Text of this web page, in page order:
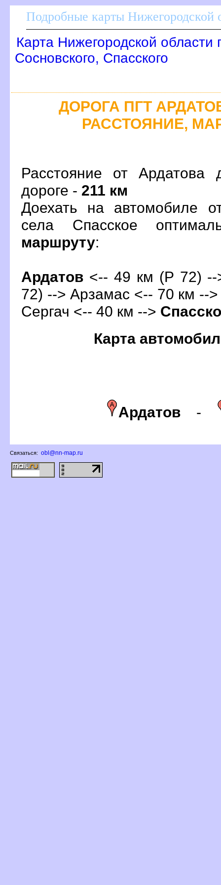
Подробные карты Нижегородской
Карта Нижегородской области
Сосновского, Спасского
ДОРОГА ПГТ
РАССТОЯНИЕ,
Расстояние от Ардатова
дороге - 211 км
Доехать на автомобиле
села Спасское
маршруту:
Ардато <-- 49 км (Р 72)
72) --> Арзамас <-- 70 км --
Сергач <-- 40 км -->
Карта
Ардато-
Связаться: obl@nn-map.ru